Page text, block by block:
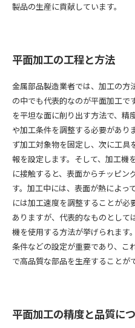
製品の生産に貢献しています。
平面加工の工程と方法
金属部品製造業者では、加工の方
の中でも代表的なのが平面加工
を平坦な面に削り出す方法で、
や加工条件を調整する必要があり
ず加工対象物を固定し、次に工
報を設定します。そして、加工機
に接触すると、表面からチッピン
す。加工中には、表面が熱によっ
には加工速度を調整することが
ありますが、代表的なものとし
機を使用する方法が挙げられます
条件などの設定が重要であり、こ
で高品質な部品を生産することが
平面加工の精度と品質に